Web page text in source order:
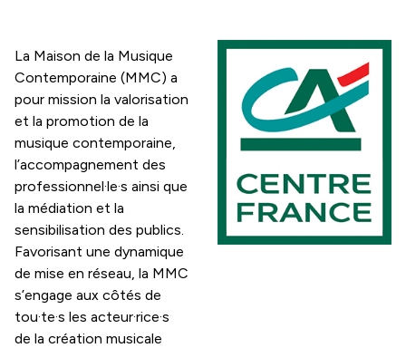
La Maison de la Musique
Contemporaine (MMC) a
pour mission la valorisation
et la promotion de la
musique contemporaine,
l’accompagnement des
professionnel·le·s ainsi que
la médiation et la
sensibilisation des publics.
Favorisant une dynamique
de mise en réseau, la MMC
s’engage aux côtés de
tou·te·s les acteur·rice·s
de la création musicale